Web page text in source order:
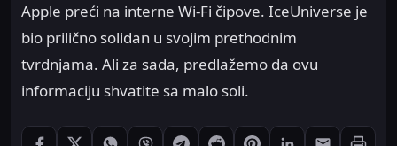
Apple preći na interne Wi-Fi čipove. IceUniverse je
bio prilično solidan u svojim prethodnim
tvrdnjama. Ali za sada, predlažemo da ovu
informaciju shvatite sa malo soli.